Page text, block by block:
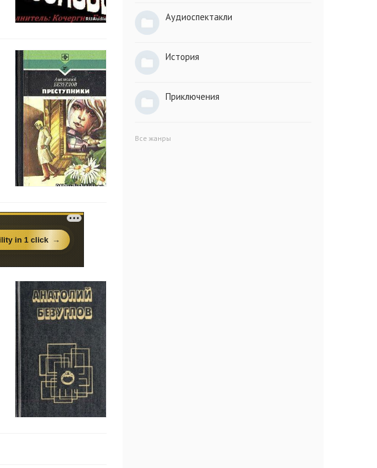
Аудиоспектакли
История
Приключения
Все жанры